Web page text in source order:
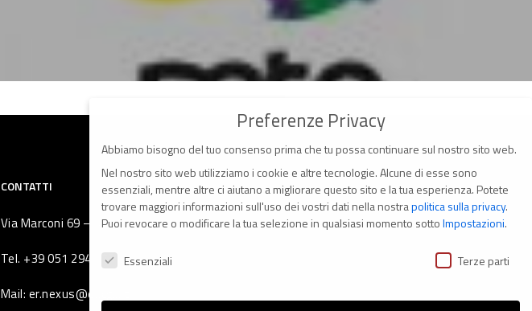
CONTATTI
Via Marconi 69 – 40122 Bologna (Italia)
Tel. +39 051 294 775
Mail: er.nexus@er.cgil.it
Preferenze Privacy
Abbiamo bisogno del tuo consenso prima che tu possa continuare sul nostro sito web.
Nel nostro sito web utilizziamo i cookie e altre tecnologie. Alcune di esse sono
essenziali, mentre altre ci aiutano a migliorare questo sito e la tua esperienza. Potete
trovare maggiori informazioni sull'uso dei vostri dati nella nostrapolitica sulla privacy.
Puoi revocare o modificare la tua selezione in qualsiasi momento sottoImpostazioni.
Preferenze Privacy
Essenziali Terze parti